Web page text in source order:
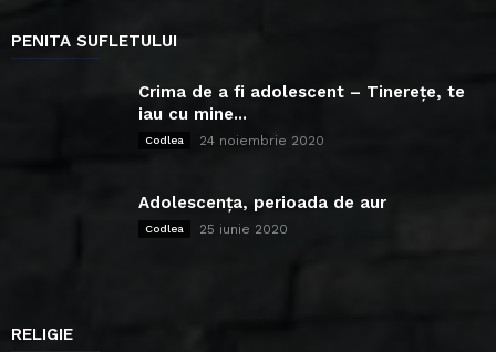
PENITA SUFLETULUI
Crima de a fi adolescent – Tinerețe, te
iau cu mine...
Codlea 24 noiembrie 2020
Adolescența, perioada de aur
Codlea 25 iunie 2020
RELIGIE